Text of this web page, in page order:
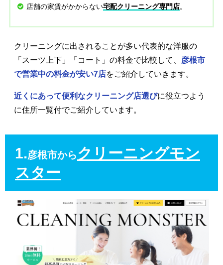
店舗の家賃がかからない宅配クリーニング専門店。
クリーニングに出されることが多い代表的な洋服の
「スーツ上下」「コート」の料金で比較して、 彦根市
で営業中の料金が安い7店をご紹介していきます。
近くにあって便利なクリーニング店選びに役立つよう
に住所一覧付でご紹介しています。
1.彦根市からクリーニングモン
スター